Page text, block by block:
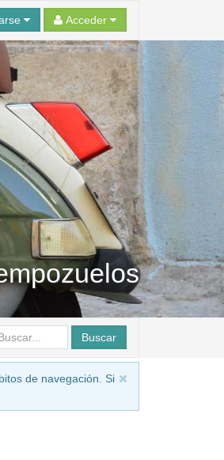
Acceder
Buscar
de navegación. Si